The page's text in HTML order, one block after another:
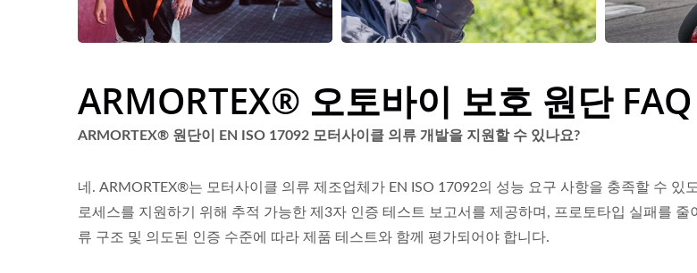
ARMORTEX® 오토바이 보호 원단 FAQ
ARMORTEX® 원단이 EN ISO 17092 모터사이클 의류 개발을 지원할 수 있나요?
네. ARMORTEX®는 모터사이클 의류 제조업체가 EN ISO 17092의 성능 요구 사항을 충족할 수
로세스를 지원하기 위해 추적 가능한 제3자 인증 테스트 보고서를 제공하며, 프로토타입 실패를
류 구조 및 의도된 인증 수준에 따라 제품 테스트와 함께 평가되어야 합니다.